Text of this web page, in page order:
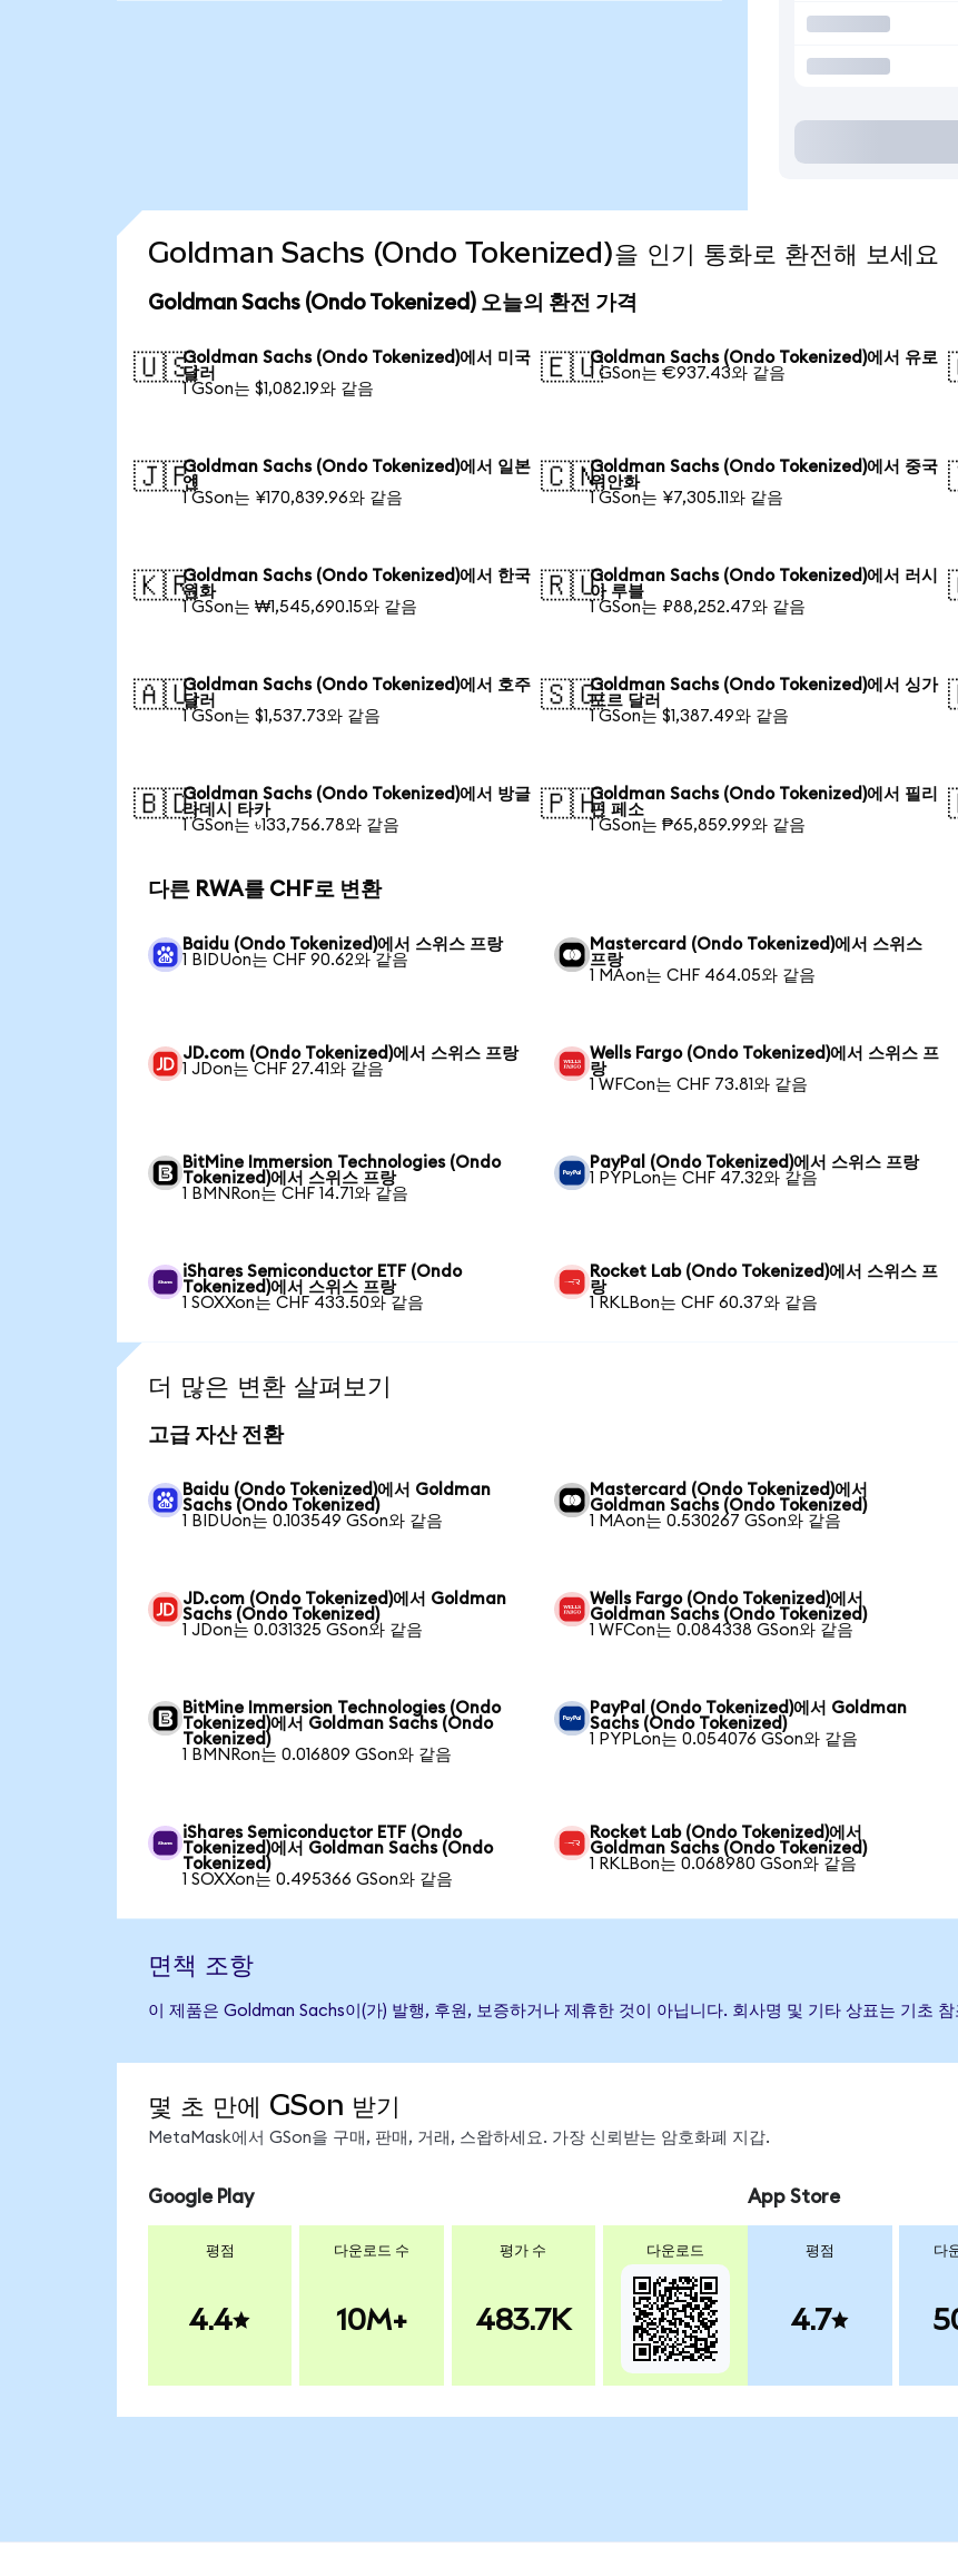
Goldman Sachs (Ondo Tokenized)을 인기 통화로 환전해 보세요
Goldman Sachs (Ondo Tokenized) 오늘의 환전 가격
🇺🇸Goldman Sachs (Ondo Tokenized)에서 미국
달러
1 GSon는 $1,082.19와 같음
🇪🇺Goldman Sachs (Ondo Tokenized)에서 유로
1 GSon는 €937.43와 같음
🇯🇵Goldman Sachs (Ondo Tokenized)에서 일본
엔
1 GSon는 ¥170,839.96와 같음
🇨🇳Goldman Sachs (Ondo Tokenized)에서 중국
위안화
1 GSon는 ¥7,305.11와 같음
🇰🇷Goldman Sachs (Ondo Tokenized)에서 한국
원화
1 GSon는 ₩1,545,690.15와 같음
🇷🇺Goldman Sachs (Ondo Tokenized)에서 러시
아 루블
1 GSon는 ₽88,252.47와 같음
🇦🇺Goldman Sachs (Ondo Tokenized)에서 호주
달러
1 GSon는 $1,537.73와 같음
🇸🇬Goldman Sachs (Ondo Tokenized)에서 싱가
포르 달러
1 GSon는 $1,387.49와 같음
🇧🇩Goldman Sachs (Ondo Tokenized)에서 방글
라데시 타카
1 GSon는 ৳133,756.78와 같음
🇵🇭Goldman Sachs (Ondo Tokenized)에서 필리
핀 페소
1 GSon는 ₱65,859.99와 같음
다른 RWA를 CHF로 변환
Baidu (Ondo Tokenized)에서 스위스 프랑
1 BIDUon는 CHF 90.62와 같음
Mastercard (Ondo Tokenized)에서 스위스
프랑
1 MAon는 CHF 464.05와 같음
JD.com (Ondo Tokenized)에서 스위스 프랑
1 JDon는 CHF 27.41와 같음
Wells Fargo (Ondo Tokenized)에서 스위스 프
랑
1 WFCon는 CHF 73.81와 같음
BitMine Immersion Technologies (Ondo
Tokenized)에서 스위스 프랑
1 BMNRon는 CHF 14.71와 같음
PayPal (Ondo Tokenized)에서 스위스 프랑
1 PYPLon는 CHF 47.32와 같음
iShares Semiconductor ETF (Ondo
Tokenized)에서 스위스 프랑
1 SOXXon는 CHF 433.50와 같음
Rocket Lab (Ondo Tokenized)에서 스위스 프
랑
1 RKLBon는 CHF 60.37와 같음
더 많은 변환 살펴보기
고급 자산 전환
Baidu (Ondo Tokenized)에서 Goldman
Sachs (Ondo Tokenized)
1 BIDUon는 0.103549 GSon와 같음
Mastercard (Ondo Tokenized)에서
Goldman Sachs (Ondo Tokenized)
1 MAon는 0.530267 GSon와 같음
JD.com (Ondo Tokenized)에서 Goldman
Sachs (Ondo Tokenized)
1 JDon는 0.031325 GSon와 같음
Wells Fargo (Ondo Tokenized)에서
Goldman Sachs (Ondo Tokenized)
1 WFCon는 0.084338 GSon와 같음
BitMine Immersion Technologies (Ondo
Tokenized)에서 Goldman Sachs (Ondo
Tokenized)
1 BMNRon는 0.016809 GSon와 같음
PayPal (Ondo Tokenized)에서 Goldman
Sachs (Ondo Tokenized)
1 PYPLon는 0.054076 GSon와 같음
iShares Semiconductor ETF (Ondo
Tokenized)에서 Goldman Sachs (Ondo
Tokenized)
1 SOXXon는 0.495366 GSon와 같음
Rocket Lab (Ondo Tokenized)에서
Goldman Sachs (Ondo Tokenized)
1 RKLBon는 0.068980 GSon와 같음
면책 조항
이 제품은 Goldman Sachs이(가) 발행, 후원, 보증하거나 제휴한 것이 아닙니다. 회사명 및 기타 상표는 기초
몇 초 만에 GSon 받기
MetaMask에서 GSon을 구매, 판매, 거래, 스왑하세요. 가장 신뢰받는 암호화폐 지갑.
Google Play
평점
4.4
다운로드 수
10M+
평가 수
483.7K
다운로드
App Store
평점
4.7
다